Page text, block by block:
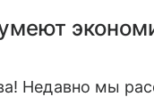
Недавно мы